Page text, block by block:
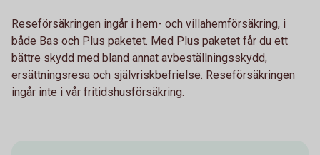
Reseförsäkringen ingår i hem- och villahemförsäkring, i
både Bas och Plus paketet. Med Plus paketet får du ett
bättre skydd med bland annat avbeställningsskydd,
ersättningsresa och självriskbefrielse. Reseförsäkringen
ingår inte i vår fritidshusförsäkring.